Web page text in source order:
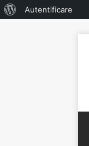
Autentificare